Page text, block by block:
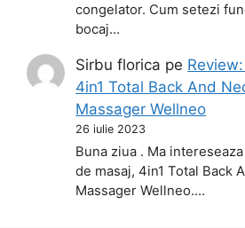
congelator. Cum setezi
bocaj…
Sirbu florica pe
4in1 Total Back And
Massager Wellneo
26 iulie 2023
Buna ziua . Ma
de masaj, 4in1 Total Back
Massager Wellneo.…